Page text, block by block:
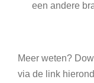
een andere
Meer weten?
via de link